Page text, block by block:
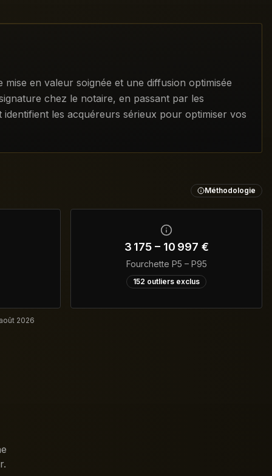
en valeur soignée et une diffusion optimisée
chez le notaire, en passant par les
les acquéreurs sérieux pour optimiser vos
Méthodologie
3 175– 10 997 €
Fourchette P5 – P95
152 outliers exclus
2026